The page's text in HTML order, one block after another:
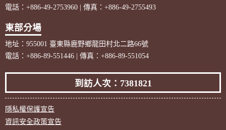
電話：+886-49-2753960 | 傳真：+886-49-2755493
東部分場
地址：955001 臺東縣鹿野鄉龍田村北二路66號
電話：+886-89-551446 | 傳真：+886-89-551054
到訪人次：7381821
隱私權保護宣告
資訊安全政策宣告